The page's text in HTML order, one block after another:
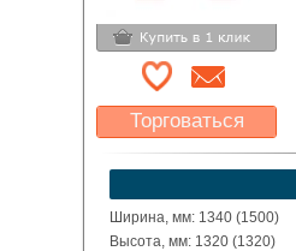
Торговаться
Какая цена Вас
устроит?
Указать цену
Ширина, мм: 1340 (1500)
Высота, мм: 1320 (1320)